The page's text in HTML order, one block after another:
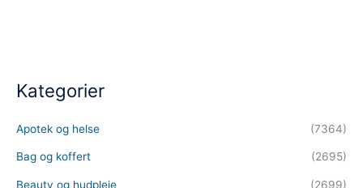
Kategorier
Apotek og helse (7364)
Bag og koffert (2695)
Beauty og hudpleie (2699)